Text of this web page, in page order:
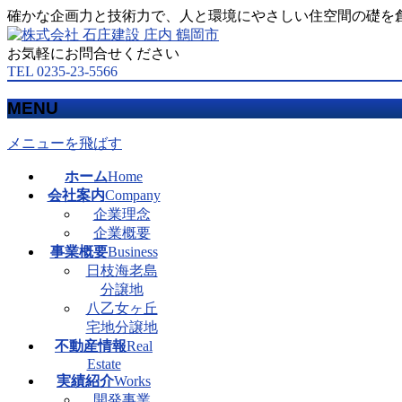
確かな企画力と技術力で、人と環境にやさしい住空間の礎を
お気軽にお問合せください
TEL 0235-23-5566
MENU
メニューを飛ばす
ホームHome
会社案内Company
企業理念
企業概要
事業概要Business
日枝海老島
分譲地
八乙女ヶ丘
宅地分譲地
不動産情報Real
Estate
実績紹介Works